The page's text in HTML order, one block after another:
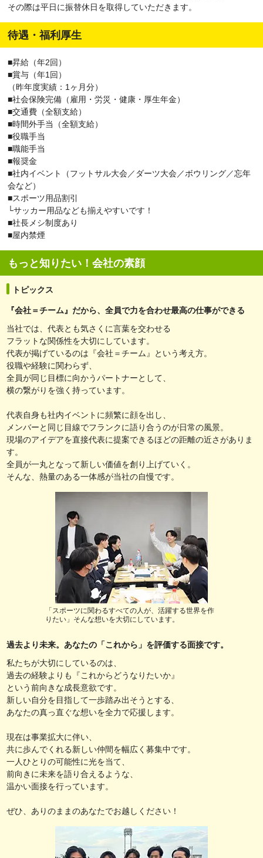
その際は平日に振替休日を取得していただきます。
待遇・福利厚生
■昇給（年2回）
■賞与（年1回）
（昨年度実績：1ヶ月分）
■社会保険完備（雇用・労災・健康・厚生年金）
■交通費（全額支給）
■時間外手当（全額支給）
■役職手当
■職能手当
■報奨金
■社内イベント（フットサル大会／ダーツ大会／ボウリング／忘年
会など）
■スポーツ用品割引
└サッカー用品なども揃えやすいです！
■社長メシ制度あり
■屋内禁煙
もっと知りたい！会社の素顔
トピックス
『会社＝チーム』だから、全員で力を合わせ最高の仕事ができる
当社では、代表とも気さくに言葉を交わせる
フラットな関係性を大切にしています。
代表が掲げているのは『会社＝チーム』という考え方。
役職や経験に関わらず、
全員が同じ目標に向かうパートナーとして、
横の繋がりを強く持っています。
代表自身も社内イベントに頻繁に顔を出し、
メンバーと同じ目線でフランクに語り合うのが日常の風景。
現場のアイデアを直接代表に提案できるほどの距離の近さがありま
す。
全員が一丸となって新しい価値を創り上げていく。
そんな、熱量のある一体感が当社の自慢です。
「スポーツに関わるすべての人が、活躍する世界を作
りたい」そんな想いを大切にしています。
過去より未来。あなたの「これから」を評価する面接です。
私たちが大切にしているのは、
過去の経験よりも『これからどうなりたいか』
という前向きな成長意欲です。
新しい自分を目指して一歩踏み出そうとする、
あなたの真っ直ぐな想いを全力で応援します。
現在は事業拡大に伴い、
共に歩んでくれる新しい仲間を幅広く募集中です。
一人ひとりの可能性に光を当て、
前向きに未来を語り合えるような、
温かい面接を行っています。
ぜひ、ありのままのあなたでお越しください！